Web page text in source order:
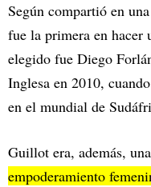
Según compartió en
fue la primera en hacer
elegido fue Diego
Inglesa en 2010,
en el mundial de
Guillot era, además,
empoderamiento